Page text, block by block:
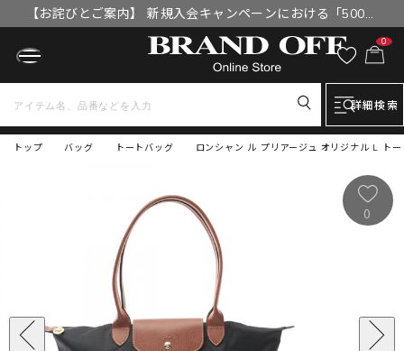
【お詫びとご案内】 新規入会キャンペーンにおける「500円
OFFクーポン」付与漏れと補填について
0
詳細検索
トップ ロンシャン ル プリアージュ オリジナル L ト
バッグ トートバッグ
0